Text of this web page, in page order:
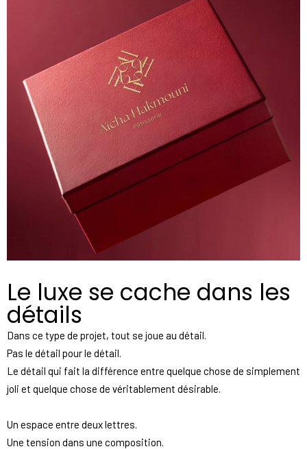
Le luxe se cache dans les
détails
Dans ce type de projet, tout se joue au détail.
Pas le détail pour le détail.
Le détail qui fait la différence entre quelque chose de simplement
joli et quelque chose de véritablement désirable.
Un espace entre deux lettres.
Une tension dans une composition.